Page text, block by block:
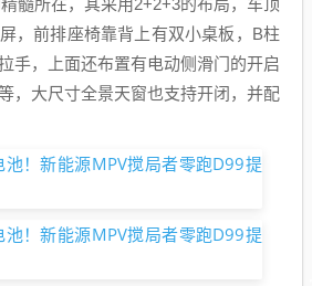
髓所在，其采用2+2+3的布局，车顶
，前排座椅靠背上有双小桌板，B柱
手，上面还布置有电动侧滑门的开启
，大尺寸全景天窗也支持开闭，并配